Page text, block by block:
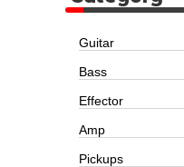
Guitar
Bass
Effector
Amp
Pickups